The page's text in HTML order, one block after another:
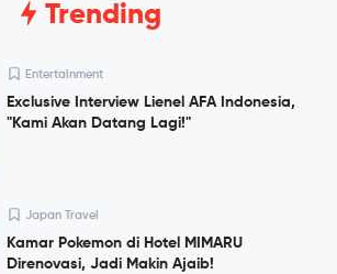
Trending
Entertainment
Exclusive Interview Lienel AFA Indonesia,
"Kami Akan Datang Lagi!"
Japan Travel
Kamar Pokemon di Hotel MIMARU
Direnovasi, Jadi Makin Ajaib!